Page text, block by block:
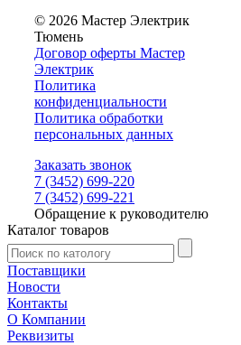
© 2026 Мастер Электрик
Тюмень
Договор оферты Мастер
Электрик
Политика
конфиденциальности
Политика обработки
персональных данных
Заказать звонок
7 (3452) 699-220
7 (3452) 699-221
Обращение к руководителю
Каталог товаров
Поставщики
Новости
Контакты
О Компании
Реквизиты